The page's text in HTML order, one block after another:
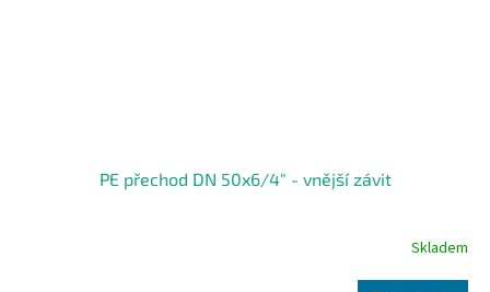
PE přechod DN 50x6/4" - vnější závit
Skladem